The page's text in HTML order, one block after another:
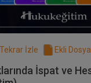
Tekrar İzle Ekli Dosya
İspat ve